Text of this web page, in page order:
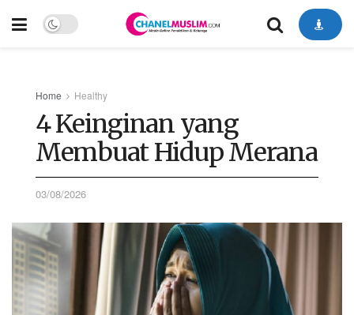
Home Healthy
4 Keinginan yang
Membuat Hidup Merana
03/08/2026